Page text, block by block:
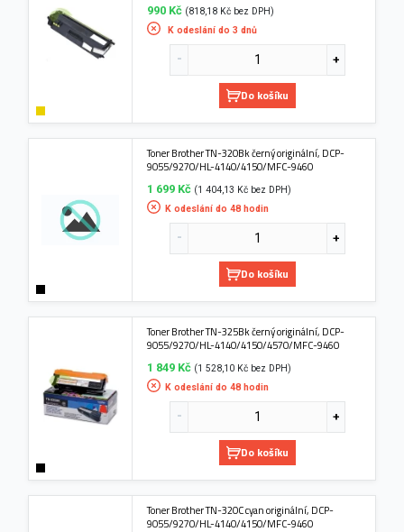
990 Kč (818,18 Kč bez DPH)
K odeslání do 3 dnů
Do košíku
Toner Brother TN-320Bk černý originální, DCP-
9055/9270/HL-4140/4150/MFC-9460
1 699 Kč (1 404,13 Kč bez DPH)
K odeslání do 48 hodin
Do košíku
Toner Brother TN-325Bk černý originální, DCP-
9055/9270/HL-4140/4150/4570/MFC-9460
1 849 Kč (1 528,10 Kč bez DPH)
K odeslání do 48 hodin
Do košíku
Toner Brother TN-320C cyan originální, DCP-
9055/9270/HL-4140/4150/MFC-9460